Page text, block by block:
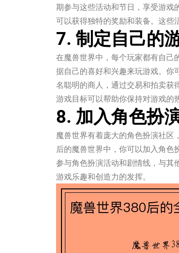
期参与这些活动和节日，享受游戏
可以获得独特的奖励和装备。这些
7. 制定自己的
在魔兽世界中，每个玩家都有自己
据自己的喜好和兴趣来玩游戏。你
名聪明的商人，通过交易和拍卖获
游戏目标可以帮助你保持对游戏的
8. 加入角色扮
魔兽世界有着庞大的角色扮演社区
后的魔兽世界中，你可以加入角色
参与角色扮演活动和剧情线，与其
游戏乐趣和创造力的发挥。